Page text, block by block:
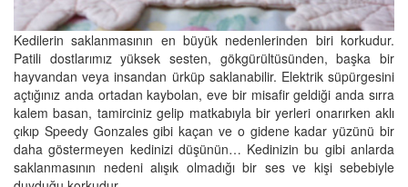
Kedilerin saklanmasının en büyük nedenlerinden biri korkudur.
Patili dostlarımız yüksek sesten, gökgürültüsünden, başka bir
hayvandan veya insandan ürküp saklanabilir. Elektrik süpürgesini
açtığınız anda ortadan kaybolan, eve bir misafir geldiği anda sırra
kalem basan, tamirciniz gelip matkabıyla bir yerleri onarırken aklı
çıkıp Speedy Gonzales gibi kaçan ve o gidene kadar yüzünü bir
daha göstermeyen kedinizi düşünün… Kedinizin bu gibi anlarda
saklanmasının nedeni alışık olmadığı bir ses ve kişi sebebiyle